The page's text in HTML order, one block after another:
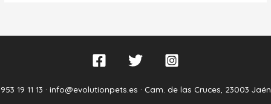
953 19 11 13 · info@evolutionpets.es · Cam. de las Cruces, 23003 Jaén